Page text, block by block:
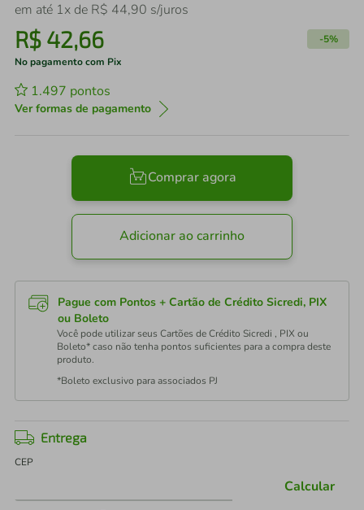
em até 1x de R$ 44,90 s/juros
R$ 42,66 -5%
No pagamento com Pix
1.497 pontos
Ver formas de pagamento
Comprar agora
Adicionar ao carrinho
Pague com Pontos + Cartão de Crédito Sicredi, PIX
ou Boleto
Você pode utilizar seus Cartões de Crédito Sicredi , PIX ou
Boleto* caso não tenha pontos suficientes para a compra deste
produto.
*Boleto exclusivo para associados PJ
Entrega
CEP
Calcular